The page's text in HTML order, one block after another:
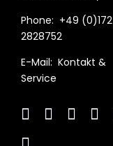
Phone: +49 (0)172
2828752
E-Mail: Kontakt &
Service